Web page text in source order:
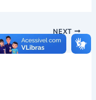
NEXT